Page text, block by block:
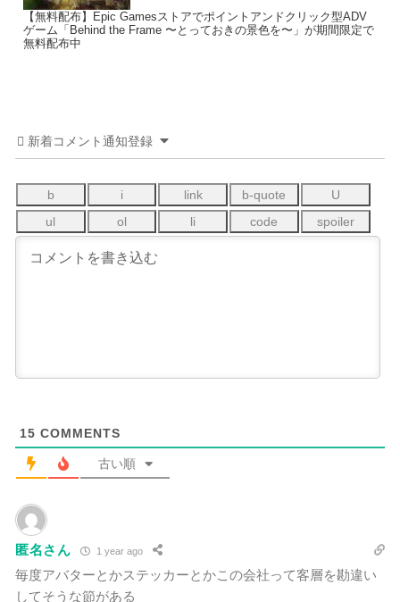
【無料配布】Epic Gamesストアでポイントアンドクリック型ADV
ゲーム「Behind the Frame 〜とっておきの景色を〜」が期間限定で
無料配布中
新着コメント通知登録
15 COMMENTS
古い順
匿名さん 1 year ago
毎度アバターとかステッカーとかこの会社って客層を勘違い
してそうな節がある